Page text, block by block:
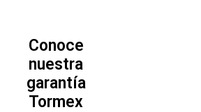
Conoce
nuestra
garantía
Tormex